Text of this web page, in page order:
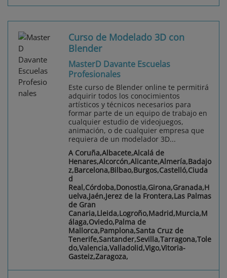
Curso de Modelado 3D con
Blender
MasterD Davante Escuelas
Profesionales
Este curso de Blender online te permitirá
adquirir todos los conocimientos
artísticos y técnicos necesarios para
formar parte de un equipo de trabajo en
cualquier estudio de videojuegos,
animación, o de cualquier empresa que
requiera de un modelador 3D...
A Coruña,Albacete,Alcalá de
Henares,Alcorcón,Alicante,Almería,Badajo
z,Barcelona,Bilbao,Burgos,Castelló,Ciuda
d
Real,Córdoba,Donostia,Girona,Granada,H
uelva,Jaén,Jerez de la Frontera,Las Palmas
de Gran
Canaria,Lleida,Logroño,Madrid,Murcia,M
álaga,Oviedo,Palma de
Mallorca,Pamplona,Santa Cruz de
Tenerife,Santander,Sevilla,Tarragona,Tole
do,Valencia,Valladolid,Vigo,Vitoria-
Gasteiz,Zaragoza,